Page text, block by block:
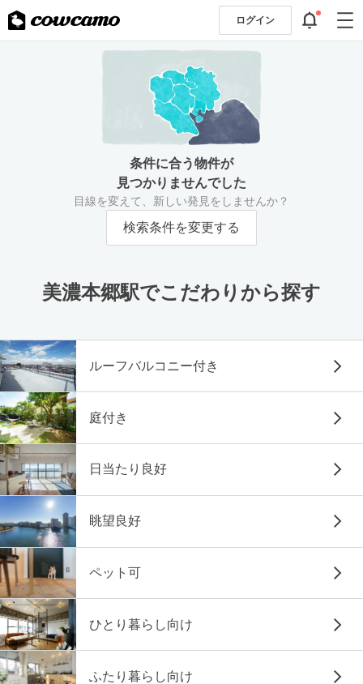
ログイン
条件に合う物件が
見つかりませんでした
目線を変えて、新しい発見をしませんか？
検索条件を変更する
美濃本郷駅でこだわりから探す
ルーフバルコニー付き
庭付き
日当たり良好
眺望良好
ペット可
ひとり暮らし向け
ふたり暮らし向け